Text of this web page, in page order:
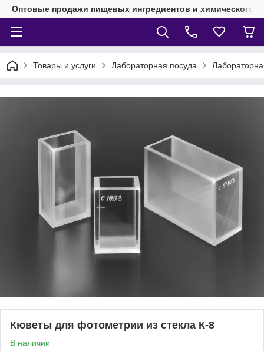
Оптовые продажи пищевых ингредиентов и химического
Товары и услуги Лабораторная посуда
Кюветы для фотометрии из стекла К-8
В наличии